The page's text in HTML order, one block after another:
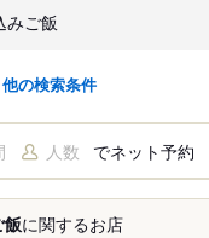
みご飯
他の検索条件
人数 でネット予約
飯に関するお店